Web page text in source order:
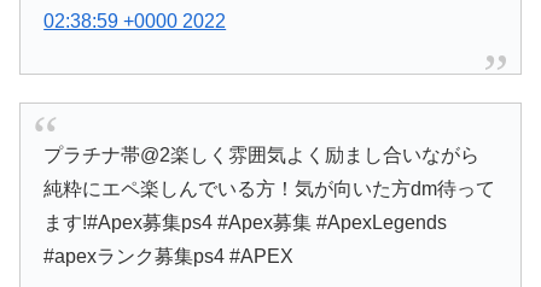
02:38:59 +0000 2022
プラチナ帯@2楽しく雰囲気よく励まし合いながら
純粋にエペ楽しんでいる方！気が向いた方dm待って
ます!#Apex募集ps4 #Apex募集 #ApexLegends
#apexランク募集ps4 #APEX